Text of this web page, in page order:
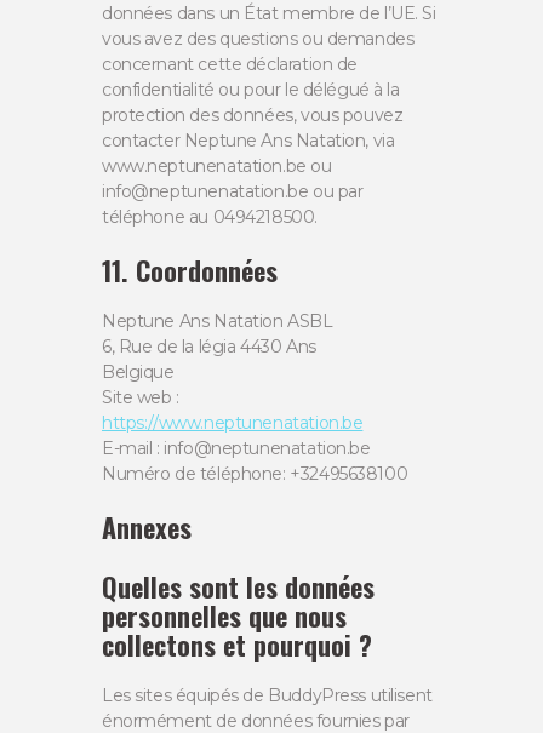
données dans un État membre de l’UE. Si
vous avez des questions ou demandes
concernant cette déclaration de
confidentialité ou pour le délégué à la
protection des données, vous pouvez
contacter Neptune Ans Natation, via
www.neptunenatation.be ou
info@neptunenatation.be ou par
téléphone au 0494218500.
11. Coordonnées
Neptune Ans Natation ASBL
6, Rue de la légia 4430 Ans
Belgique
Site web :
https://www.neptunenatation.be
E-mail : eb.noitatanenutpen@ofni
Numéro de téléphone: +32495638100
Annexes
Quelles sont les données
personnelles que nous
collectons et pourquoi ?
Les sites équipés de BuddyPress utilisent
énormément de données fournies par